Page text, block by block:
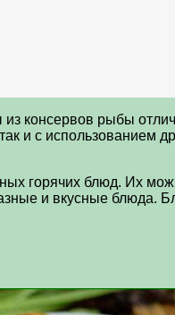
консервов рыбы
и с использованием
горячих блюд. Их
и вкусные